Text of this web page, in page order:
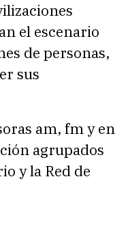
el escenario
de personas,
sus
am, fm y en
agrupados
y la Red de